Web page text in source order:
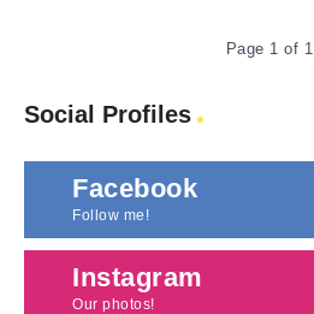
Page 1 of 1
Social Profiles
Facebook
Follow me!
Instagram
Our photos!